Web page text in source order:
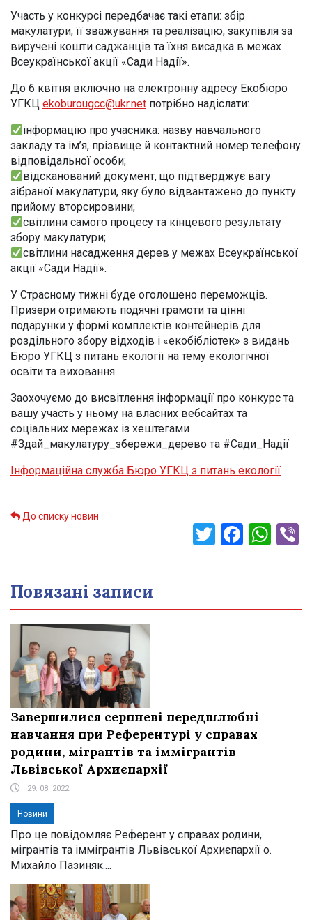
Участь у конкурсі передбачає такі етапи: збір
макулатури, її зважування та реалізацію, закупівля за
виручені кошти саджанців та їхня висадка в межах
Всеукраїнської акції «Сади Надії».
До 6 квітня включно на електронну адресу Екобюро
УГКЦ еkоburougсс@ukr.net потрібно надіслати:
інформацію про учасника: назву навчального
закладу та ім’я, прізвище й контактний номер телефону
відповідальної особи;
відсканований документ, що підтверджує вагу
зібраної макулатури, яку було відвантажено до пункту
прийому вторсировини;
світлини самого процесу та кінцевого результату
збору макулатури;
світлини насадження дерев у межах Всеукраїнської
акції «Сади Надії».
У Страсному тижні буде оголошено переможців.
Призери отримають подячні грамоти та цінні
подарунки у формі комплектів контейнерів для
роздільного збору відходів і «екобібліотек» з видань
Бюро УГКЦ з питань екології на тему екологічної
освіти та виховання.
Заохочуємо до висвітлення інформації про конкурс та
вашу участь у ньому на власних вебсайтах та
соціальних мережах із хештегами
#Здай_макулатуру_збережи_дерево та #Сади_Надії
Інформаційна служба Бюро УГКЦ з питань екології
До списку новин
Twitter
Повязані записи
Завершилися серпневі передшлюбні
навчання при Референтурі у справах
родини, мігрантів та іммігрантів
Львівської Архиєпархії
29. 08. 2022
Новини
Про це повідомляє Референт у справах родини,
мігрантів та іммігрантів Львівської Архиєпархії о.
Михайло Пазиняк....